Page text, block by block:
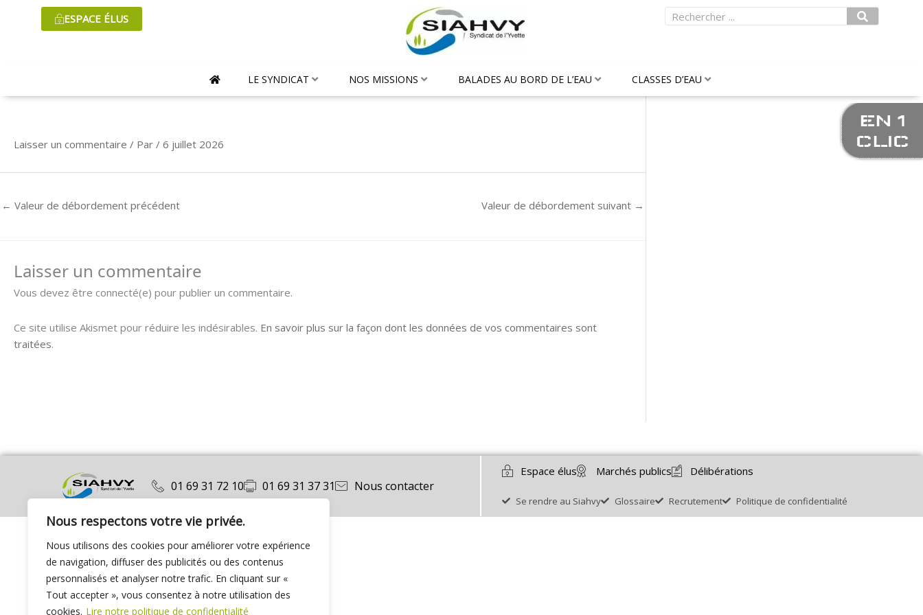
Nous respectons votre vie privée.
Nous utilisons des cookies pour améliorer votre expérience
de navigation, diffuser des publicités ou des contenus
personnalisés et analyser notre trafic. En cliquant sur «
Tout accepter », vous consentez à notre utilisation des
cookies. Lire notre politique de confidentialité
ESPACE ÉLUS Rechercher
LE SYNDICAT NOS MISSIONS BALADES AU BORD DE L’EAU CLASSES D’EAU
Laisser un commentaire / Par / 6 juillet 2026
← Valeur de débordement précédent Valeur de débordement suivant →
Laisser un commentaire
Vous devez être connecté(e) pour publier un commentaire.
Ce site utilise Akismet pour réduire les indésirables. En savoir plus sur la façon dont les données de vos commentaires sont
traitées.
01 69 31 72 10 01 69 31 37 31 Nous contacter
Espace élus Marchés publics Délibérations
Se rendre au Siahvy Glossaire Recrutement Politique de confidentialité
EN 1
CLIC